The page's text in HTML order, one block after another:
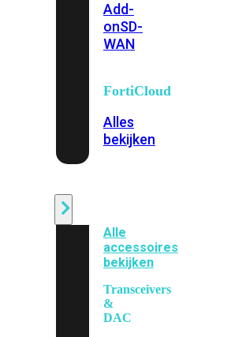
Add-
onSD-
WAN
FortiCloud
Alles
bekijken
Alle
accessoires
bekijken
Transceivers
&
DAC